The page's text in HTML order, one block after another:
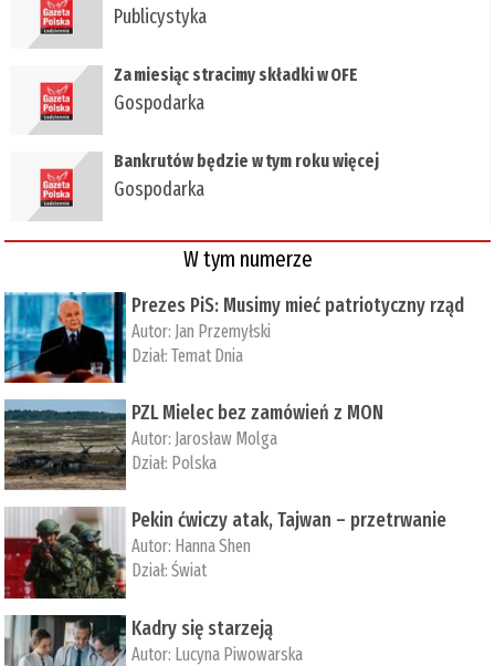
Publicystyka
Za miesiąc stracimy składki w OFE
Gospodarka
Bankrutów będzie w tym roku więcej
Gospodarka
W tym numerze
Prezes PiS: Musimy mieć patriotyczny rząd
Autor: Jan Przemyłski
Dział:Temat Dnia
PZL Mielec bez zamówień z MON
Autor: Jarosław Molga
Dział: Polska
Pekin ćwiczy atak, Tajwan – przetrwanie
Autor: ­Hanna Shen
Dział:Świat
Kadry się starzeją
Autor: Lucyna Piwowarska